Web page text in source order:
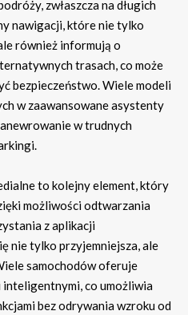
zwłaszcza na długich
nawigacji, które nie tylko
również informują o
trasach, co może
bezpieczeństwo. Wiele modeli
w zaawansowane asystenty
w trudnych
to kolejny element, który
możliwości odtwarzania
z aplikacji
nie tylko przyjemniejsza, ale
samochodów oferuje
inteligentnymi, co umożliwia
bez odrywania wzroku od